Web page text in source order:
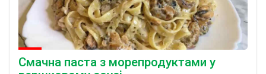
Смачна паста з морепродуктами у